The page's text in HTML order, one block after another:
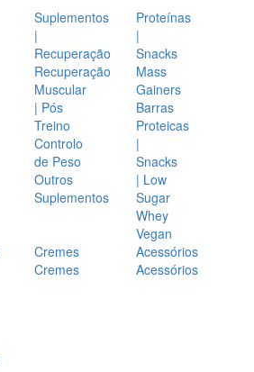
Suplementos
|
Recuperação
Recuperação
Muscular
| Pós
Treino
Controlo
de Peso
Outros
Suplementos
Proteínas
|
Snacks
Mass
Gainers
Barras
Proteicas
|
Snacks
| Low
Sugar
Whey
Vegan
Cremes
Cremes
Acessórios
Acessórios